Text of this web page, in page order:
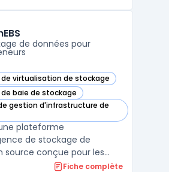
à des outils avancés et une
interface intuitive. En ...
de données pour
virtualisation de stockage
dans cette catégorie
baie de stockage
dans cette catégorie
gestion d'infrastructure de
dans cette catégorie
plateforme
de stockage de
source conçue pour les
de conteneursFiche complète